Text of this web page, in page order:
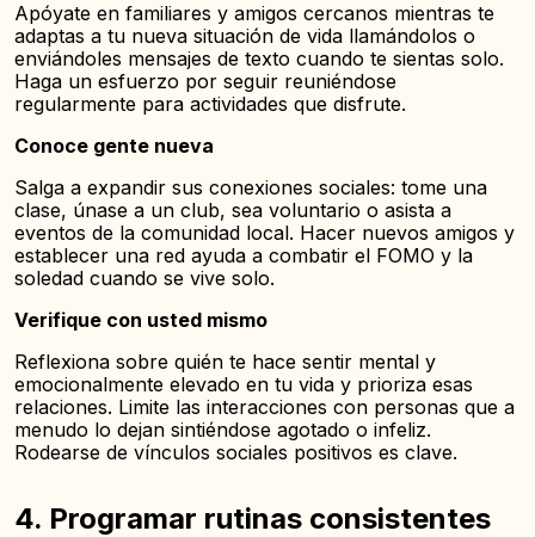
Apóyate en familiares y amigos cercanos mientras te
adaptas a tu nueva situación de vida llamándolos o
enviándoles mensajes de texto cuando te sientas solo.
Haga un esfuerzo por seguir reuniéndose
regularmente para actividades que disfrute.
Conoce gente nueva
Salga a expandir sus conexiones sociales: tome una
clase, únase a un club, sea voluntario o asista a
eventos de la comunidad local. Hacer nuevos amigos y
establecer una red ayuda a combatir el FOMO y la
soledad cuando se vive solo.
Verifique con usted mismo
Reflexiona sobre quién te hace sentir mental y
emocionalmente elevado en tu vida y prioriza esas
relaciones. Limite las interacciones con personas que a
menudo lo dejan sintiéndose agotado o infeliz.
Rodearse de vínculos sociales positivos es clave.
4. Programar rutinas consistentes